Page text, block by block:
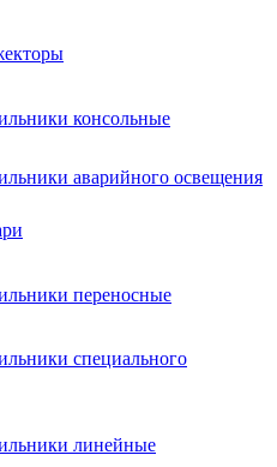
консольные
аварийного освещения
переносные
специального
линейные